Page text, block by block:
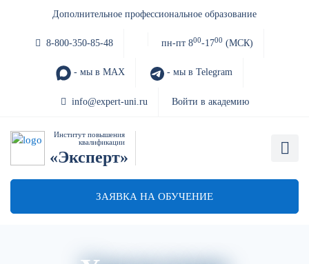
Дополнительное профессиональное образование
8-800-350-85-48 пн-пт 800-1700 (МСК)
- мы в MAX - мы в Telegram
info@expert-uni.ru Войти в академию
Институт повышения
квалификации
«Эксперт»
ЗАЯВКА НА ОБУЧЕНИЕ